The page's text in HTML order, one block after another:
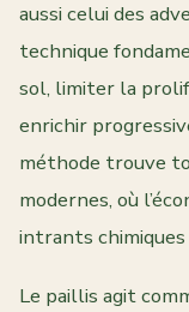
aussi celui des
technique
sol, limiter la
enrichir
méthode trouve
modernes, où
intrants
Le paillis agit